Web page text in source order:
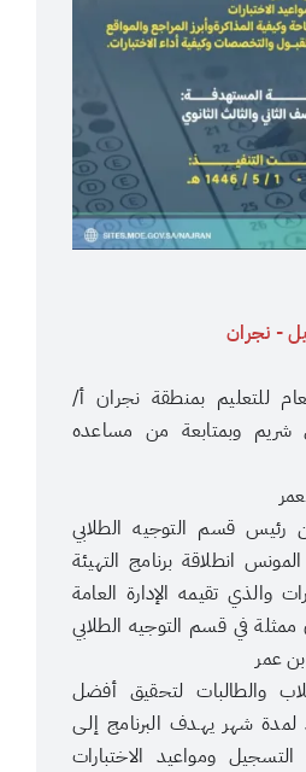
- نجران
للتعليم بمنطقة نجران أ/
شريم وبمتابعة من مساعده
رئيس قسم التوجيه الطلابي
انطلاقة برنامج التهيئة
والذي تقيمه الإدارة العامة
في قسم التوجيه الطلابي
عمر
والطالبات لتحقيق أفضل
لمدة شهر يهـدف البرنامج إلـى
ومواعيد الاختبارات